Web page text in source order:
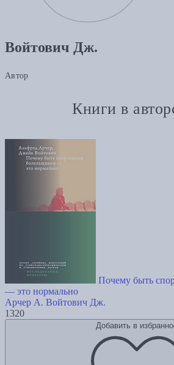
Войтович Дж.
Автор
Книги в
Почему быть
— это нормально
Арчер А. Войтович Дж.
1320
Добавить в